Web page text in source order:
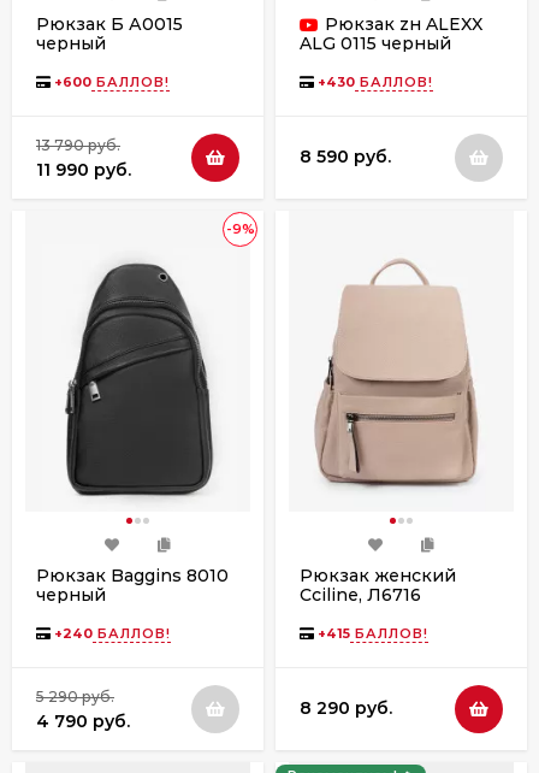
Рюкзак Б А0015
черный
+600 БАЛЛОВ!
13 790 руб.
11 990 руб.
Рюкзак zн ALEXX
ALG 0115 черный
+430 БАЛЛОВ!
8 590 руб.
-9%
Рюкзак Baggins 8010
черный
+240 БАЛЛОВ!
5 290 руб.
4 790 руб.
Рюкзак женский
Cciline, Л6716
+415 БАЛЛОВ!
8 290 руб.